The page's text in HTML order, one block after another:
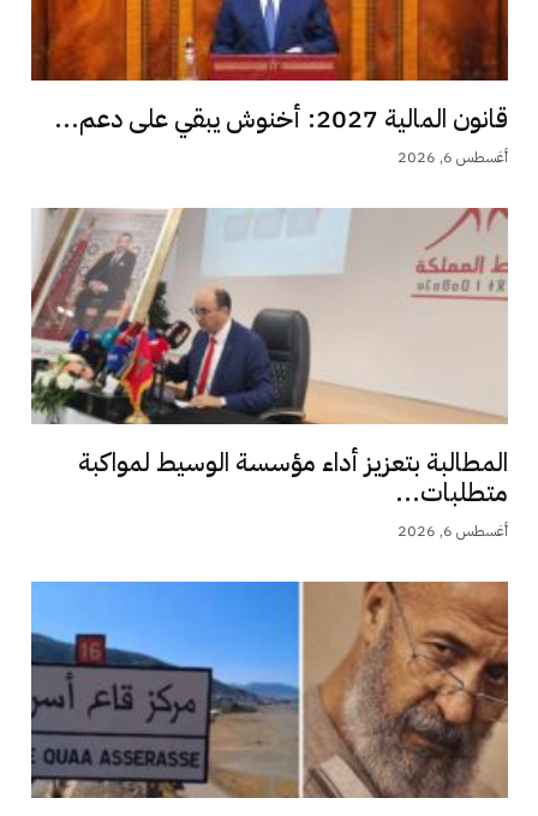
قانون المالية 2027: أخنوش يبقي على دعم...
أغسطس 6, 2026
المطالبة بتعزيز أداء مؤسسة الوسيط لمواكبة
متطلبات...
أغسطس 6, 2026